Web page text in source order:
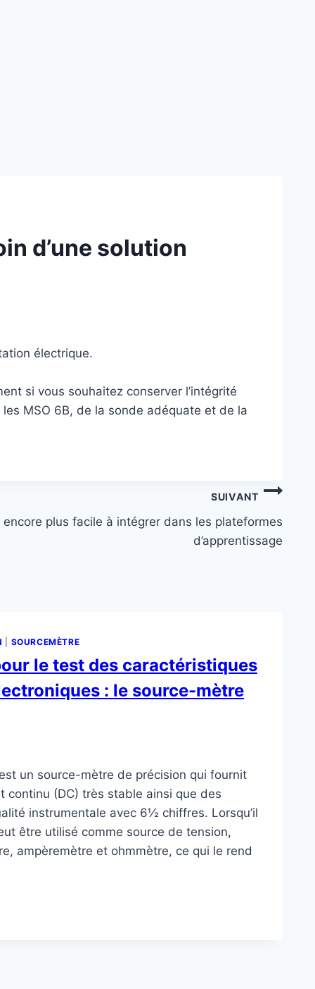
d’une solution
électrique.
si vous souhaitez conserver l’intégrité
MSO 6B, de la sonde adéquate et de la
SUIVANT
plus facile à intégrer dans les plateformes
d’apprentissage
SOURCEMÈTRE
le test des caractéristiques
: le source-mètre
un source-mètre de précision qui fournit
continu (DC) très stable ainsi que des
instrumentale avec 6½ chiffres. Lorsqu’il
être utilisé comme source de tension,
ampèremètre et ohmmètre, ce qui le rend